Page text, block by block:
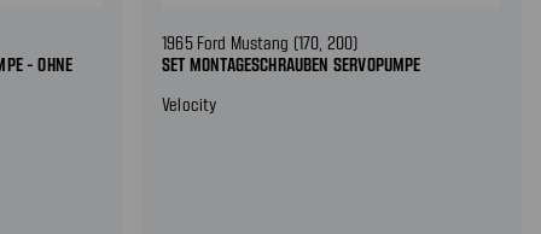
- OHNE
1965 Ford Mustang (170, 200)
SET MONTAGESCHRAUBEN SERVOPUMPE
Velocity